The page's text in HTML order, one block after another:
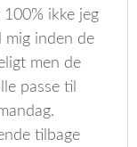
ikke jeg
mig inden de
men de
passe til
tilbage